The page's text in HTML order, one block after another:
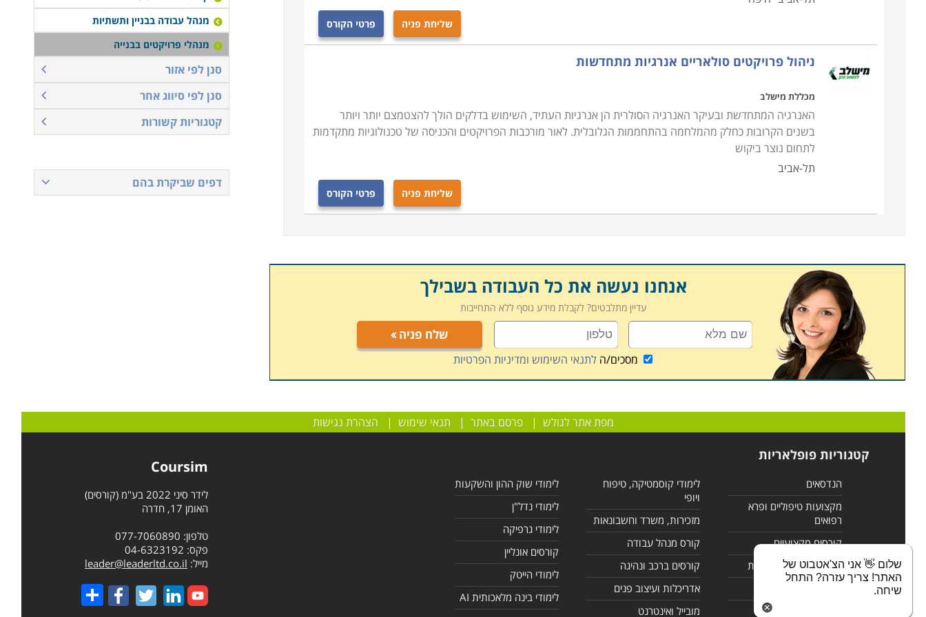
שליחת פניה פרטי הקורס
ניהול פרויקטים סולאריים אנרגיות מתחדשות
מכללת מישלב
האנרגיה המתחדשת ובעיקר האנרגיה הסולרית הן אנרגיות העתיד, השימוש בדלקים הולך להצטמצם יותר ויותר
בשנים הקרובות כחלק מהמלחמה בהתחממות הגלובלית. לאור מורכבות הפרויקטים והכניסה של טכנולוגיות מתקדמות
לתחום נוצר ביקוש
תל-אביב
שליחת פניה פרטי הקורס
אנחנו נעשה את כל העבודה בשבילך
עדיין מתלבטים? לקבלת מידע נוסף ללא התחייבות
שלח פניה
מסכים/הלתנאי השימוש ומדיניות הפרטיות
מנהל עבודה בבניין ותשתיות
מנהלי פרויקטים בבנייה
סנן לפי אזור
סנן לפי סיווג אחר
קטגוריות קשורות
דפים שביקרת בהם
מפת אתר לגולש |פרסם באתר | תנאי שימוש | הצהרת נגישות
קטגוריות פופלאריות
הנדסאים
מקצועות טיפוליים ופרא
רפואים
קורסים מקצועיים
לימודי מחשבים ורשתות
לימודי קוסמטיקה, טיפוח
ויופי
מזכירות, משרד וחשבונאות
קורס מנהל עבודה
קורסים ברכב ונהיגה
אדריכלות ועיצוב פנים
מובייל ואינטרנט
לימודי שוק ההון והשקעות
לימודי נדל"ן
לימודי גרפיקה
קורסים אונליין
לימודי הייטק
לימודי בינה מלאכותית AI
Coursim
לידר סיני 2022 בע"מ (קורסים)
האומן 17, חדרה
טלפון: 077-7060890
פקס: 04-6323192
מייל: leader@leaderltd.co.il
Share
שלום 👋 אני הצ'אטבוט של
האתר! צריך עזרה? התחל
שיחה.